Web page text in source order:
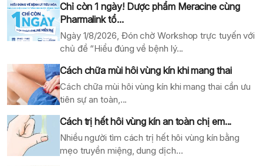
Chỉ còn 1 ngày! Dược phẩm Meracine cùng
Pharmalink tổ...
Ngày 1/8/2026, Đón chờ Workshop trực tuyến với
chủ đề “Hiểu đúng về bệnh lý...
Cách chữa mùi hôi vùng kín khi mang thai
Cách chữa mùi hôi vùng kín khi mang thai cần ưu
tiên sự an toàn,...
Cách trị hết hôi vùng kín an toàn chị em...
Nhiều người tìm cách trị hết hôi vùng kín bằng
mẹo truyền miệng, dung dịch...